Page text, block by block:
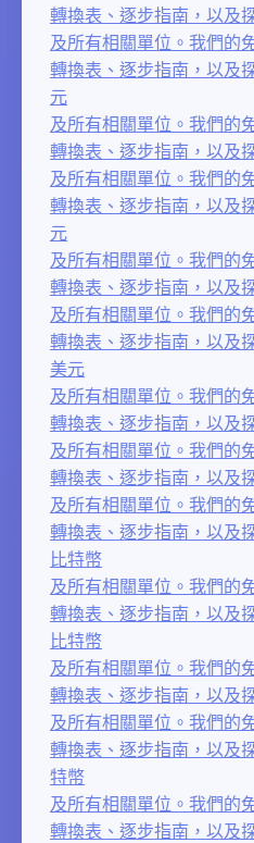
轉換表、逐步指南，以及
及所有相關單位。我們的
轉換表、逐步指南，以及
元
及所有相關單位。我們的
轉換表、逐步指南，以及
及所有相關單位。我們的
轉換表、逐步指南，以及
元
及所有相關單位。我們的
轉換表、逐步指南，以及
及所有相關單位。我們的
轉換表、逐步指南，以及
美元
及所有相關單位。我們的
轉換表、逐步指南，以及
及所有相關單位。我們的
轉換表、逐步指南，以及
及所有相關單位。我們的
轉換表、逐步指南，以及
比特幣
及所有相關單位。我們的
轉換表、逐步指南，以及
比特幣
及所有相關單位。我們的
轉換表、逐步指南，以及
及所有相關單位。我們的
轉換表、逐步指南，以及
特幣
及所有相關單位。我們的
轉換表、逐步指南，以及